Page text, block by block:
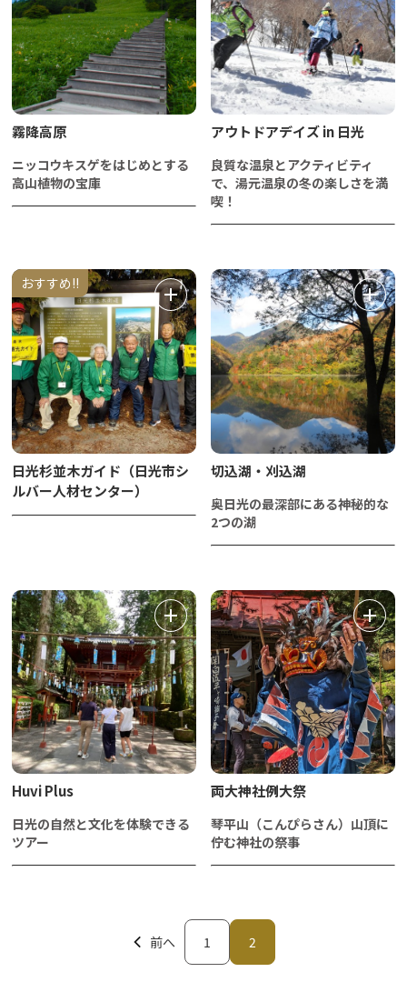
霧降高原
ニッコウキスゲをはじめとする
高山植物の宝庫
アウトドアデイズ in 日光
良質な温泉とアクティビティ
で、湯元温泉の冬の楽しさを満
喫！
おすすめ!!
日光杉並木ガイド（日光市シ
ルバー人材センター）
切込湖・刈込湖
奥日光の最深部にある神秘的な
2つの湖
Huvi Plus
日光の自然と文化を体験できる
ツアー
両大神社例大祭
琴平山（こんぴらさん）山頂に
佇む神社の祭事
前へ 1 2